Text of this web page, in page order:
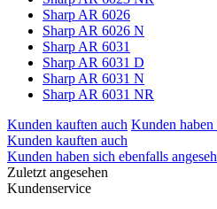
Sharp AR 6026
Sharp AR 6026 N
Sharp AR 6031
Sharp AR 6031 D
Sharp AR 6031 N
Sharp AR 6031 NR
Kunden kauften auch Kunden haben
Kunden kauften auch
Kunden haben sich ebenfalls
Zuletzt angesehen
Kundenservice